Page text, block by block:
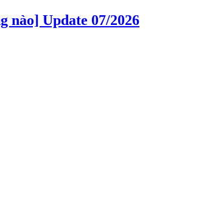
nào] Update 07/2026